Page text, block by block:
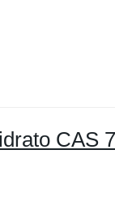
CAS